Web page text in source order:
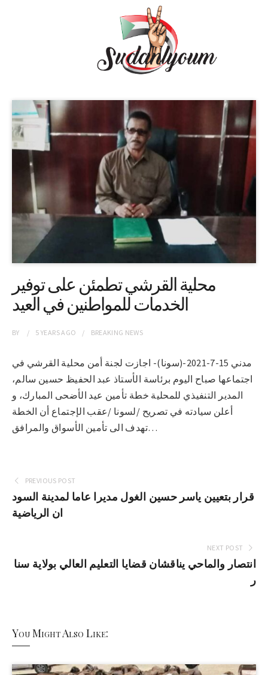
محلية القرشي تطمئن على توفير
الخدمات للمواطنين في العيد
BY 5 YEARSAGO BREAKING NEWS
مدني 15-7-2021-(سونا)- اجازت لجنة أمن محلية القرشي في
اجتماعها صباح اليوم برئاسة الأستاذ عبد الحفيظ حسين سالم،
المدير التنفيذي للمحلية خطة تأمين عيد الأضحى المبارك، و
أعلن سيادته في تصريح /لسونا /عقب الإجتماع أن الخطة
تهدف الى تأمين الأسواق والمرافق…
PREVIOUS POST
قرار بتعيين ياسر حسين الغول مديرا عاما لمدينة السود
ان الرياضية
NEXT POST
انتصار والماحي يناقشان قضايا التعليم العالي بولاية سنا
ر
You Might Also Like: